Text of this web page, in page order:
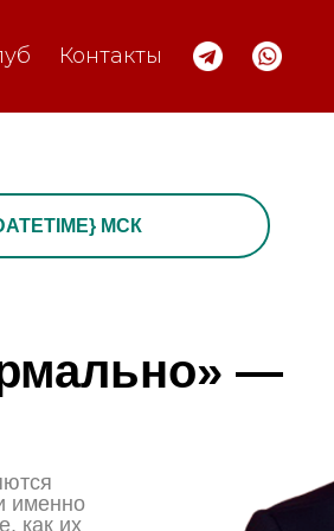
Контакты
МСК
именно
как их
—